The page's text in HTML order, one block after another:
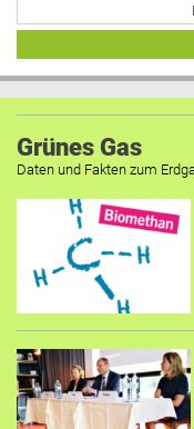
Grünes Gas
Daten und Fakten zum